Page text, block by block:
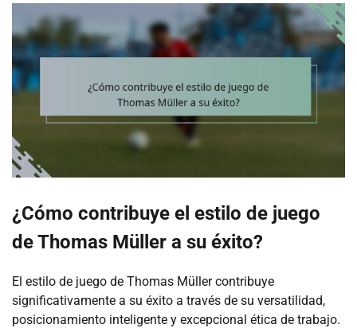
¿Cómo contribuye el estilo de juego
de Thomas Müller a su éxito?
El estilo de juego de Thomas Müller contribuye
significativamente a su éxito a través de su versatilidad,
posicionamiento inteligente y excepcional ética de trabajo.